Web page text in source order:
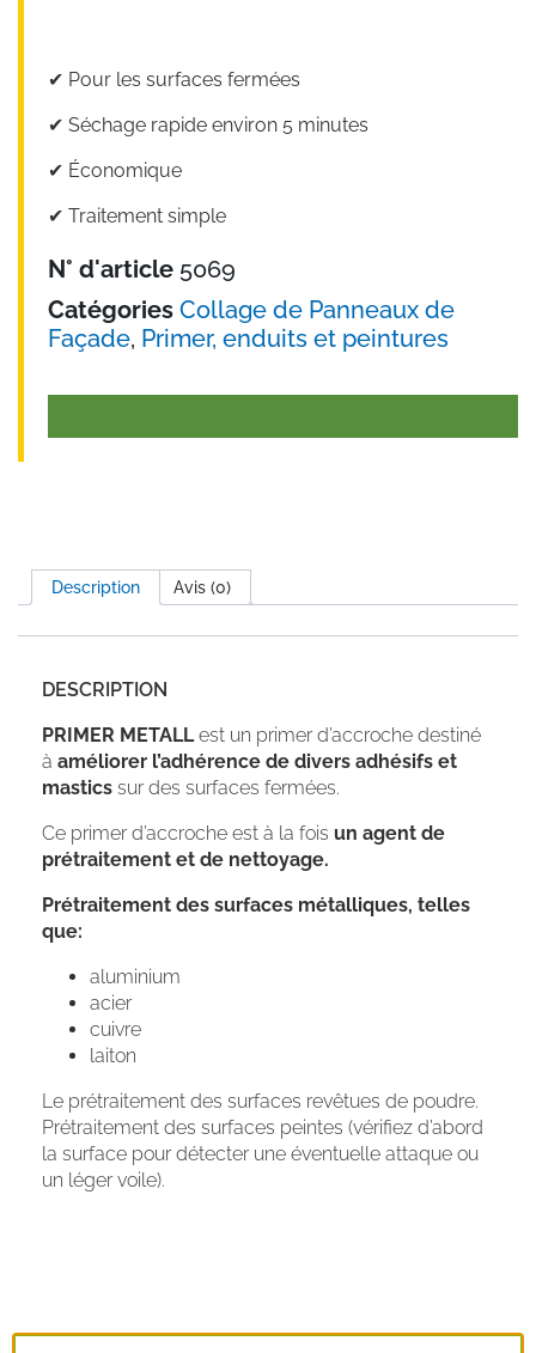
✔︎ Pour les surfaces fermées
✔︎ Séchage rapide environ 5 minutes
✔︎ Économique
✔︎ Traitement simple
N° d'article 5069
Catégories Collage de Panneaux de
Façade, Primer, enduits et peintures
Description Avis (0)
DESCRIPTION
PRIMER METALLest un primer d’accroche destiné
à améliorer l’adhérence de divers adhésifs et
mastics sur des surfaces fermées.
Ce primer d’accroche est à la fois un agent de
prétraitement et de nettoyage.
Prétraitement des surfaces métalliques, telles
que:
aluminium
acier
cuivre
laiton
Le prétraitement des surfaces revêtues de poudre.
Prétraitement des surfaces peintes (vérifiez d’abord
la surface pour détecter une éventuelle attaque ou
un léger voile).